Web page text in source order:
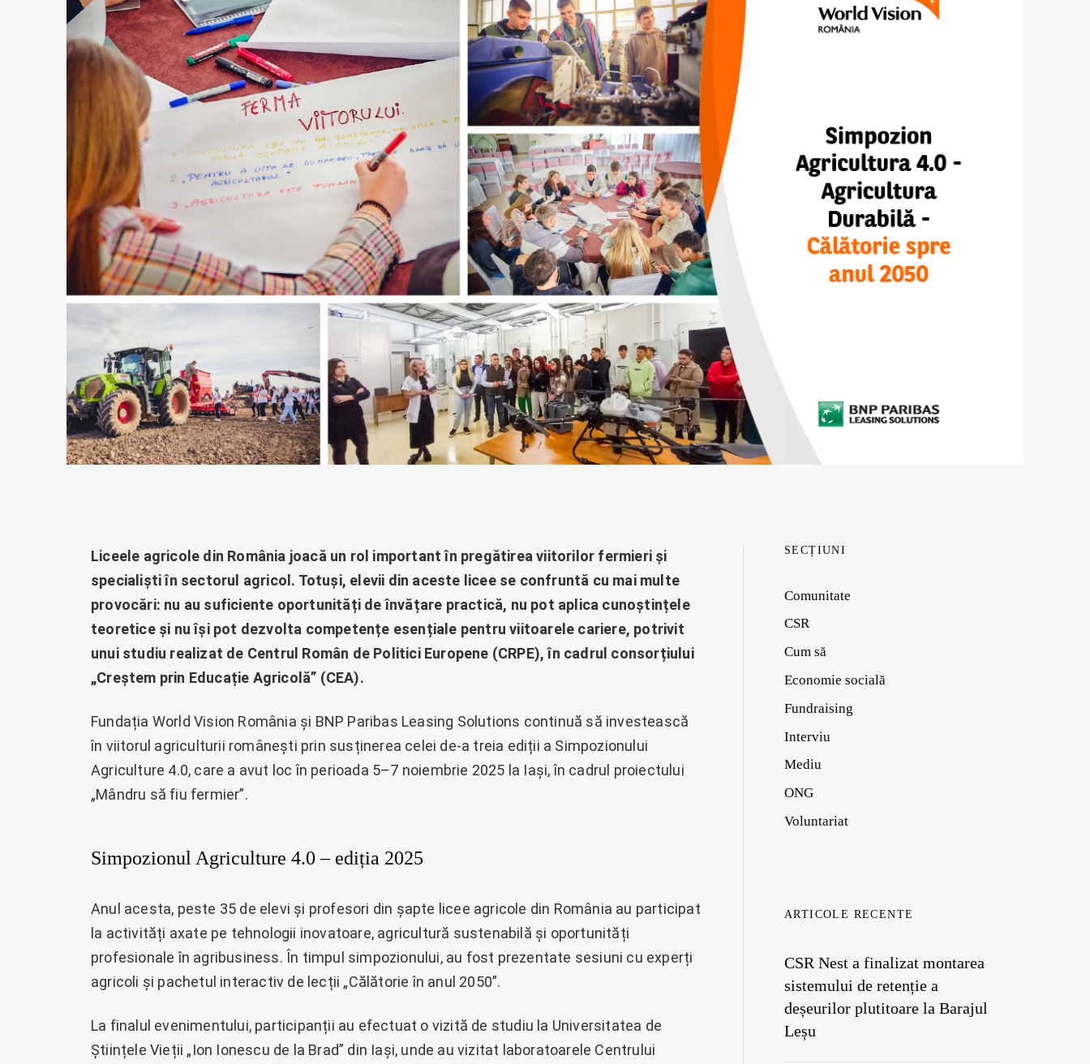
Liceele agricole din România joacă un rol important în pregătirea viitorilor fermieri și
specialiști în sectorul agricol. Totuși, elevii din aceste licee se confruntă cu mai multe
provocări: nu au suficiente oportunități de învățare practică, nu pot aplica cunoștințele
teoretice și nu își pot dezvolta competențe esențiale pentru viitoarele cariere, potrivit
unui studiu realizat de Centrul Român de Politici Europene (CRPE), în cadrul consorțiului
„Creștem prin Educație Agricolă” (CEA).
Fundația World Vision România și BNP Paribas Leasing Solutions continuă să investească
în viitorul agriculturii românești prin susținerea celei de-a treia ediții a Simpozionului
Agriculture 4.0, care a avut loc în perioada 5–7 noiembrie 2025 la Iași, în cadrul proiectului
„Mândru să fiu fermier”.
Simpozionul Agriculture 4.0 – ediția 2025
Anul acesta, peste 35 de elevi și profesori din șapte licee agricole din România au participat
la activități axate pe tehnologii inovatoare, agricultură sustenabilă și oportunități
profesionale în agribusiness. În timpul simpozionului, au fost prezentate sesiuni cu experți
agricoli și pachetul interactiv de lecții „Călătorie în anul 2050”.
La finalul evenimentului, participanții au efectuat o vizită de studiu la Universitatea de
Științele Vieții „Ion Ionescu de la Brad” din Iași, unde au vizitat laboratoarele Centrului
SECȚIUNI
Comunitate
CSR
Cum să
Economie socială
Fundraising
Interviu
Mediu
ONG
Voluntariat
ARTICOLE RECENTE
CSR Nest a finalizat montarea
sistemului de retenție a
deșeurilor plutitoare la Barajul
Leșu